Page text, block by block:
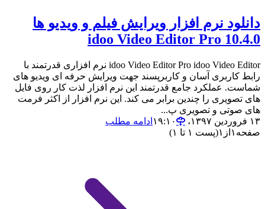
دانلود نرم افزار ویرایش فیلم و ویدیو ها
idoo Video Editor Pro 10.4.0
idoo Video Editor Pro idoo Video Editor نرم افزاری قدرتمند با
رابط کاربری آسان و کاربرپسند جهت ویرایش حرفه ای ویدیو های
شماست. عملکرد جامع قدرتمند این نرم افزار لذت کار روی فایل
های تصویری را چندین برابر می کند. این نرم افزار از اکثر فرمت
های صوتی و تصویری پ...
۱۳ فروردین ۱۳۹۷،‏ ۱۹:۱۰
ادامه مطلب
صفحه ۱ از ۱(پست ۱ تا ۱)